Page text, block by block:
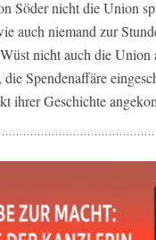
Söder nicht die Union
auch niemand zur
nicht auch die Union
Spendenaffäre
ihrer Geschichte